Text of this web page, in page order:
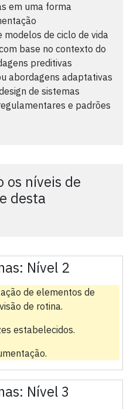
em uma forma
modelos de ciclo de vida
base no contexto do
preditivas
abordagens adaptativas
de sistemas
e padrões
os níveis de
desta
Nível 2
de elementos de
de rotina.
estabelecidos.
Nível 3